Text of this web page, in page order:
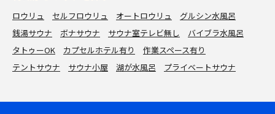
ロウリュ セルフロウリュ オートロウリュ
グルシン水風呂
銭湯サウナ
ボナサウナ サウナ室テレビ無し
バイブラ水風呂
タトゥーOK
カプセルホテル有り
作業スペース有り
テントサウナ
サウナ小屋 湖が水風呂 プライベートサウナ